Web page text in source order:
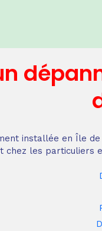
installée en Île de
chez les particuliers